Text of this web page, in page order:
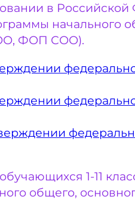
в
начального
ФОП СОО).
1-11
общего,